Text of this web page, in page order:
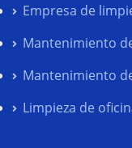
Empresa de
Mantenimiento
Mantenimiento
Limpieza de